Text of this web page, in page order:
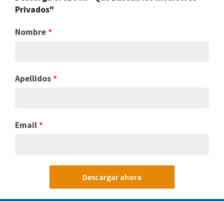
Privados"
Nombre
Apellidos
Email
Descargar ahora